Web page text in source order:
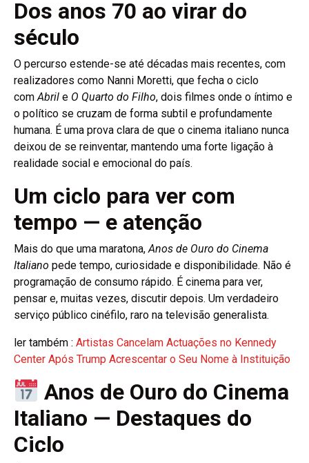
Dos anos 70 ao virar do
século
O percurso estende-se até décadas mais recentes, com
realizadores como Nanni Moretti, que fecha o ciclo
comAbril e O Quarto do Filho, dois filmes onde o íntimo e
o político se cruzam de forma subtil e profundamente
humana. É uma prova clara de que o cinema italiano nunca
deixou de se reinventar, mantendo uma forte ligação à
realidade social e emocional do país.
Um ciclo para ver com
tempo — e atenção
Mais do que uma maratona,Anos de Ouro do Cinema
Italiano pede tempo, curiosidade e disponibilidade. Não é
programação de consumo rápido. É cinema para ver,
pensar e, muitas vezes, discutir depois. Um verdadeiro
serviço público cinéfilo, raro na televisão generalista.
ler também : Artistas Cancelam Actuações no Kennedy
Center Após Trump Acrescentar o Seu Nome à Instituição
Anos de Ouro do Cinema
Italiano — Destaques do
Ciclo